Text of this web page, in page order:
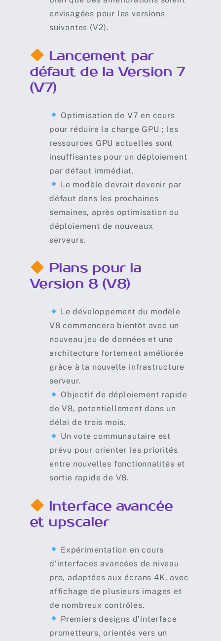
envisagées pour les versions
suivantes (V2).
Lancement par
défaut de la Version 7
(V7)
Optimisation de V7 en cours
pour réduire la charge GPU ; les
ressources GPU actuelles sont
insuffisantes pour un déploiement
par défaut immédiat.
Le modèle devrait devenir par
défaut dans les prochaines
semaines, après optimisation ou
déploiement de nouveaux
serveurs.
Plans pour la
Version 8 (V8)
Le développement du modèle
V8 commencera bientôt avec un
nouveau jeu de données et une
architecture fortement améliorée
grâce à la nouvelle infrastructure
serveur.
Objectif de déploiement rapide
de V8, potentiellement dans un
délai de trois mois.
Un vote communautaire est
prévu pour orienter les priorités
entre nouvelles fonctionnalités et
sortie rapide de V8.
Interface avancée
et upscaler
Expérimentation en cours
d’interfaces avancées de niveau
pro, adaptées aux écrans 4K, avec
affichage de plusieurs images et
de nombreux contrôles.
Premiers designs d’interface
prometteurs, orientés vers un